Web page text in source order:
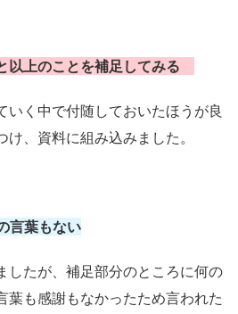
以上のことを補足してみる
いく中で付随しておいたほうが良
、資料に組み込みました。
言葉もない
したが、補足部分のところに何の
葉も感謝もなかったため言われた